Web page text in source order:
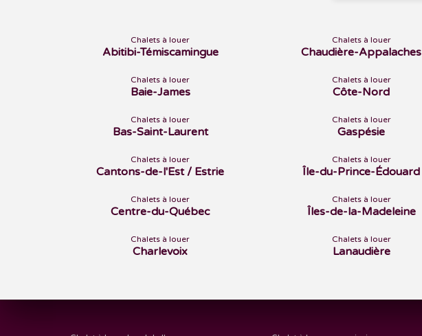
Chalets à louer
Abitibi-Témiscamingue
Chalets à louer
Baie-James
Chalets à louer
Bas-Saint-Laurent
Chalets à louer
Cantons-de-l'Est / Estrie
Chalets à louer
Centre-du-Québec
Chalets à louer
Charlevoix
Chalets à louer
Chaudière-Appalaches
Chalets à louer
Côte-Nord
Chalets à louer
Gaspésie
Chalets à louer
Île-du-Prince-Édouard
Chalets à louer
Îles-de-la-Madeleine
Chalets à louer
Lanaudière